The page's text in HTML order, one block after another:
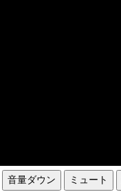
音量ダウン ミュート